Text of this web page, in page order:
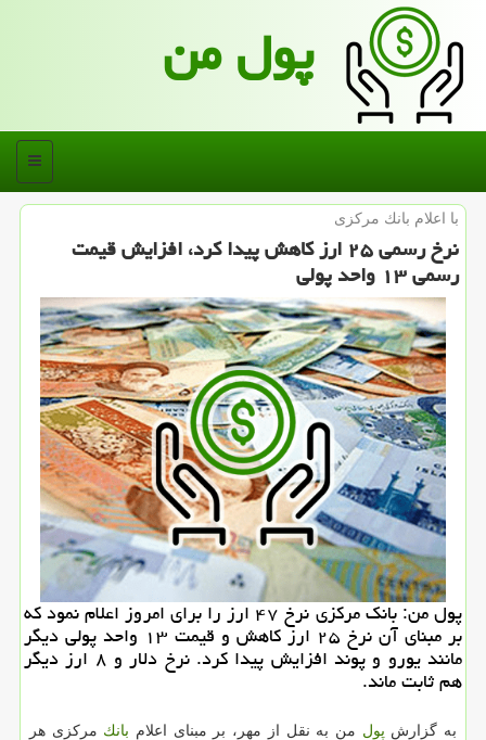
پول من
منو
با اعلام بانك مركزی
نرخ رسمی ۲۵ ارز كاهش پیدا كرد، افزایش قیمت
رسمی ۱۳ واحد پولی
پول من: بانك مركزی نرخ ۴۷ ارز را برای امروز اعلام نمود كه
بر مبنای آن نرخ ۲۵ ارز كاهش و قیمت ۱۳ واحد پولی دیگر
مانند یورو و پوند افزایش پیدا كرد. نرخ دلار و ۸ ارز دیگر
هم ثابت ماند.
به گزارش پول من به نقل از مهر، بر مبنای اعلام بانك مركزی هر